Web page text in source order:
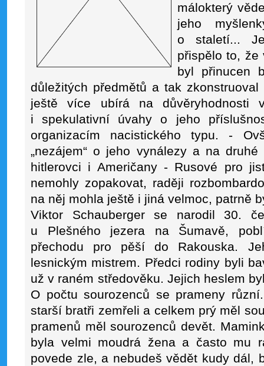
málokterý
jeho
o staletí...
přispělo to, že
byl přinucen
důležitých předmětů a tak
ještě více ubírá na důvěryhodnosti
i spekulativní úvahy o jeho
organizacím nacistického typu. -
„nezájem“ o jeho vynálezy a na
hitlerovci i Američany - Rusové pro
nemohly zopakovat, raději
na něj mohla ještě i jiná velmoc, patrně
Viktor Schauberger se narodil 30.
u Plešného jezera na Šumavě,
přechodu pro pěší do Rakouska.
lesnickým mistrem. Předci rodiny byli
už v raném středověku. Jejich heslem
O počtu sourozenců se prameny
starší bratři zemřeli a celkem prý měl
pramenů měl sourozenců devět.
byla velmi moudrá žena a často mu
povede zle, a nebudeš vědět kudy dál,